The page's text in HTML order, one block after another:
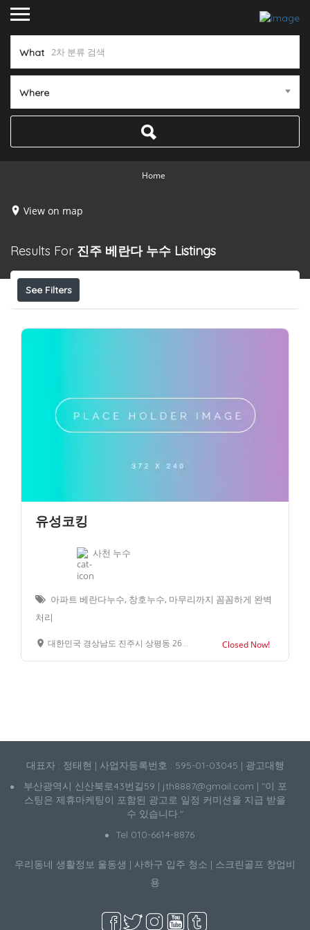
What
Where
Home
View on map
Results For 진주 베란다 누수 Listings
See Filters
유성코킹
사천 누수
아파트 베란다누수, 창호누수, 마무리까지 꼼꼼하게 완벽
처리
대한민국 경상남도 진주시 상평동 261-7 Closed Now!
대표자 : 정태현 | 사업자등록번호 : 595-01-03045 | 광고대행
부산광역시 신산북로43번길59 | jth8887@gmail.com | "이 포
스팅은 제휴마케팅이 포함된 광고로 일정 커미션을 지급 받을
수 있습니다."
Tel 010-6614-8876
우리동네 생활정보 울동생 | 사하구 입주 청소 | 스크린골프 창업비
용